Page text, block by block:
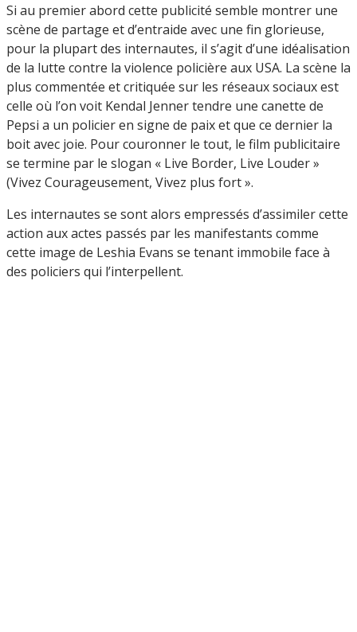
Si au premier abord cette publicité semble montrer une
scène de partage et d’entraide avec une fin glorieuse,
pour la plupart des internautes, il s’agit d’une idéalisation
de la lutte contre la violence policière aux USA. La scène la
plus commentée et critiquée sur les réseaux sociaux est
celle où l’on voit Kendal Jenner tendre une canette de
Pepsi a un policier en signe de paix et que ce dernier la
boit avec joie. Pour couronner le tout, le film publicitaire
se termine par le slogan « Live Border, Live Louder »
(Vivez Courageusement, Vivez plus fort ».
Les internautes se sont alors empressés d’assimiler cette
action aux actes passés par les manifestants comme
cette image de Leshia Evans se tenant immobile face à
des policiers qui l’interpellent.